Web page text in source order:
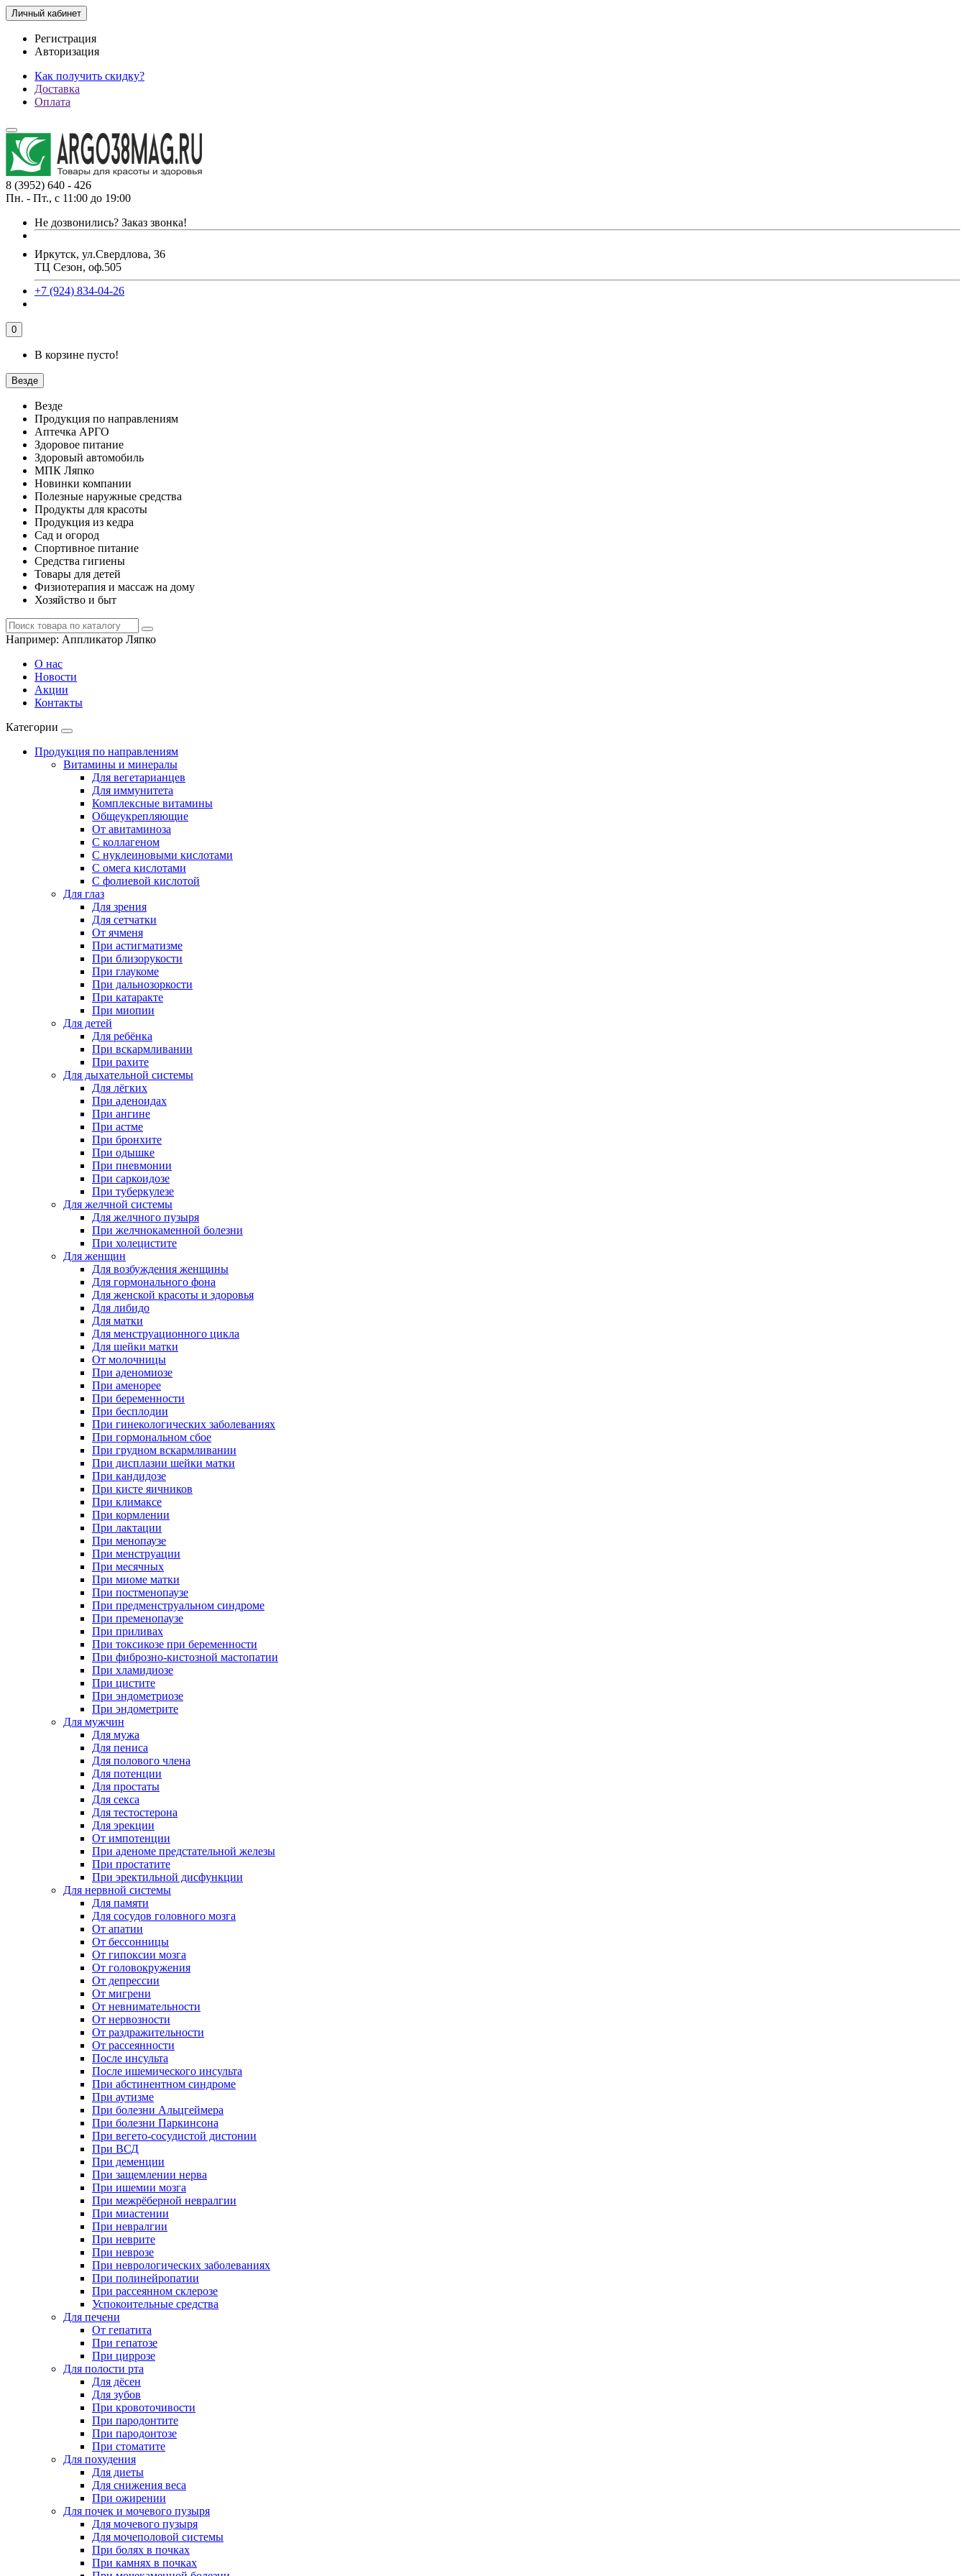
Личный кабинет
Регистрация
Авторизация
Как получить скидку?
Доставка
Оплата
8 (3952) 640 - 426
Пн. - Пт., с 11:00 до 19:00
Не дозвонились? Заказ звонка!
Иркутск, ул.Свердлова, 36
ТЦ Сезон, оф.505
+7 (924) 834-04-26
0
В корзине пусто!
Везде
Везде
Продукция по направлениям
Аптечка АРГО
Здоровое питание
Здоровый автомобиль
МПК Ляпко
Новинки компании
Полезные наружные средства
Продукты для красоты
Продукция из кедра
Сад и огород
Спортивное питание
Средства гигиены
Товары для детей
Физиотерапия и массаж на дому
Хозяйство и быт
Например: Аппликатор Ляпко
О нас
Новости
Акции
Контакты
Категории
Продукция по направлениям
Витамины и минералы
Для вегетарианцев
Для иммунитета
Комплексные витамины
Общеукрепляющие
От авитаминоза
С коллагеном
С нуклеиновыми кислотами
С омега кислотами
С фолиевой кислотой
Для глаз
Для зрения
Для сетчатки
От ячменя
При астигматизме
При близорукости
При глаукоме
При дальнозоркости
При катаракте
При миопии
Для детей
Для ребёнка
При вскармливании
При рахите
Для дыхательной системы
Для лёгких
При аденоидах
При ангине
При астме
При бронхите
При одышке
При пневмонии
При саркоидозе
При туберкулезе
Для желчной системы
Для желчного пузыря
При желчнокаменной болезни
При холецистите
Для женщин
Для возбуждения женщины
Для гормонального фона
Для женской красоты и здоровья
Для либидо
Для матки
Для менструационного цикла
Для шейки матки
От молочницы
При аденомиозе
При аменорее
При беременности
При бесплодии
При гинекологических заболеваниях
При гормональном сбое
При грудном вскармливании
При дисплазии шейки матки
При кандидозе
При кисте яичников
При климаксе
При кормлении
При лактации
При менопаузе
При менструации
При месячных
При миоме матки
При постменопаузе
При предменструальном синдроме
При пременопаузе
При приливах
При токсикозе при беременности
При фиброзно-кистозной мастопатии
При хламидиозе
При цистите
При эндометриозе
При эндометрите
Для мужчин
Для мужа
Для пениса
Для полового члена
Для потенции
Для простаты
Для секса
Для тестостерона
Для эрекции
От импотенции
При аденоме предстательной железы
При простатите
При эректильной дисфункции
Для нервной системы
Для памяти
Для сосудов головного мозга
От апатии
От бессонницы
От гипоксии мозга
От головокружения
От депрессии
От мигрени
От невнимательности
От нервозности
От раздражительности
От рассеянности
После инсульта
После ишемического инсульта
При абстинентном синдроме
При аутизме
При болезни Альцгеймера
При болезни Паркинсона
При вегето-сосудистой дистонии
При ВСД
При деменции
При защемлении нерва
При ишемии мозга
При межрёберной невралгии
При миастении
При невралгии
При неврите
При неврозе
При неврологических заболеваниях
При полинейропатии
При рассеянном склерозе
Успокоительные средства
Для печени
От гепатита
При гепатозе
При циррозе
Для полости рта
Для дёсен
Для зубов
При кровоточивости
При пародонтите
При пародонтозе
При стоматите
Для похудения
Для диеты
Для снижения веса
При ожирении
Для почек и мочевого пузыря
Для мочевого пузыря
Для мочеполовой системы
При болях в почках
При камнях в почках